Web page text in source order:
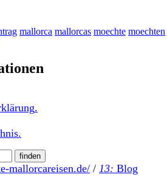
mallorca mallorcas moechte moechten
.
.
mallorcareisen.de/ / 13: Blog